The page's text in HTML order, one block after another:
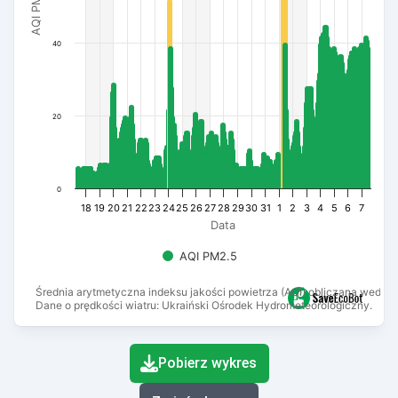
Średnia arytmetyczna indeksu jakości powietrza (AQI) obliczana
Dane o prędkości wiatru: Ukraiński Ośrodek Hydrometeorologiczny.
Data
AQI PM2.5
18 20 22 24 26 28 30 1 3 5 7
19 21 23 25 27 29 31 2 4 6
0
20
40
End of interactive chart.
Pobierz wykres